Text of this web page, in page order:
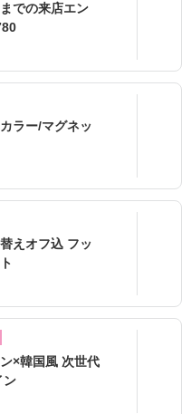
での来店エン
ラー/マグネッ
えオフ込 フッ
×韓国風 次世代
ン